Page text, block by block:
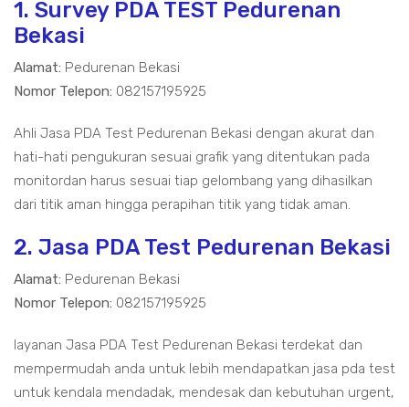
1. Survey PDA TEST Pedurenan
Bekasi
Alamat: Pedurenan Bekasi
Nomor Telepon: 082157195925
Ahli Jasa PDA Test Pedurenan Bekasi dengan akurat dan
hati-hati pengukuran sesuai grafik yang ditentukan pada
monitordan harus sesuai tiap gelombang yang dihasilkan
dari titik aman hingga perapihan titik yang tidak aman.
2. Jasa PDA Test Pedurenan Bekasi
Alamat: Pedurenan Bekasi
Nomor Telepon: 082157195925
layanan Jasa PDA Test Pedurenan Bekasi terdekat dan
mempermudah anda untuk lebih mendapatkan jasa pda test
untuk kendala mendadak, mendesak dan kebutuhan urgent,